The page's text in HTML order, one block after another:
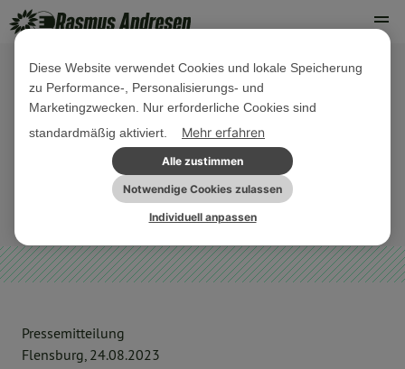
24. AUGUST 2023
Kein Platz für nationalistische
Dänische Volkspartei in Flensburg
NORDDEUTSCHLAND PRESSEMITTEILUNG
Pressemitteilung
Flensburg, 24.08.2023
Diese Website verwendet Cookies und lokale Speicherung
zu Performance-, Personalisierungs- und
Marketingzwecken. Nur erforderliche Cookies sind
standardmäßig aktiviert.
Mehr erfahren
Alle zustimmen
Notwendige Cookies zulassen
Individuell anpassen